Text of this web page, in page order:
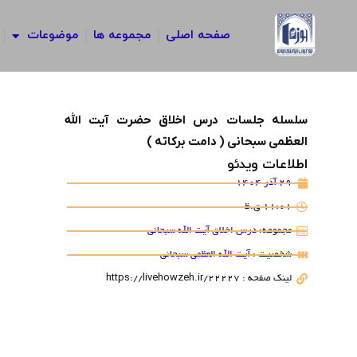
صفحه اصلی مجموعه ها موضوعات
سلسله جلسات درس اخلاق حضرت آیت الله
العظمی سبحانی ( دامت برکاته )
اطلاعات ویدئو
29 آذر 1404
11:01 ق.ظ
مجموعه:درس اخلاق آیت الله سبحانی
شخصیت :آیت الله العظمی سبحانی
لینک صفحه : https://livehowzeh.ir/22227